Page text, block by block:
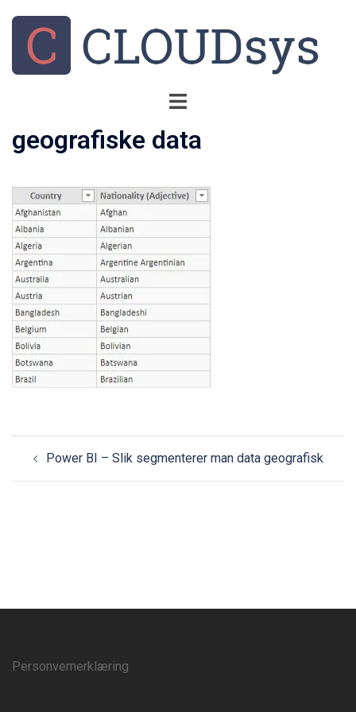
geografiske data
Power BI – Slik segmenterer man data geografisk
Personvernerklæring